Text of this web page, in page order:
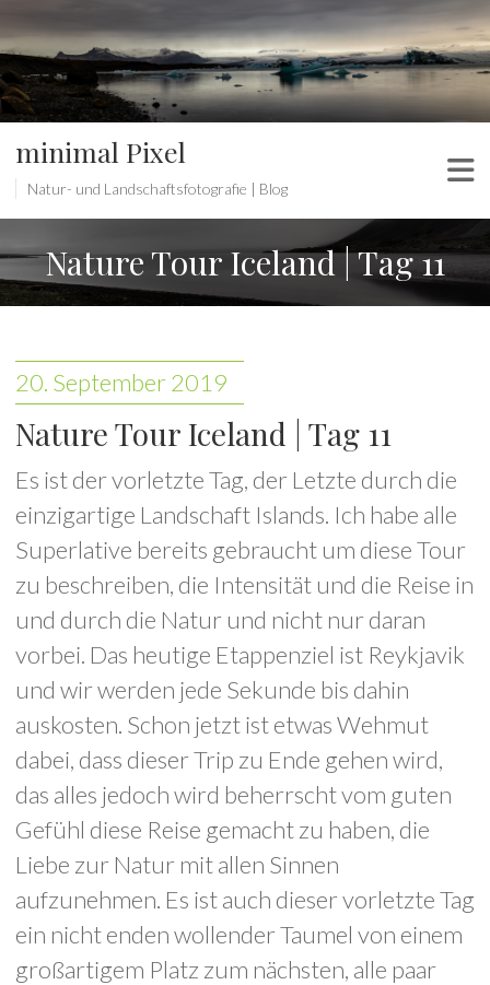
minimal Pixel
Natur- und Landschaftsfotografie | Blog
Nature Tour Iceland | Tag 11
20. September 2019
Nature Tour Iceland | Tag 11
Es ist der vorletzte Tag, der Letzte durch die
einzigartige Landschaft Islands. Ich habe alle
Superlative bereits gebraucht um diese Tour
zu beschreiben, die Intensität und die Reise in
und durch die Natur und nicht nur daran
vorbei. Das heutige Etappenziel ist Reykjavik
und wir werden jede Sekunde bis dahin
auskosten. Schon jetzt ist etwas Wehmut
dabei, dass dieser Trip zu Ende gehen wird,
das alles jedoch wird beherrscht vom guten
Gefühl diese Reise gemacht zu haben, die
Liebe zur Natur mit allen Sinnen
aufzunehmen. Es ist auch dieser vorletzte Tag
ein nicht enden wollender Taumel von einem
großartigem Platz zum nächsten, alle paar